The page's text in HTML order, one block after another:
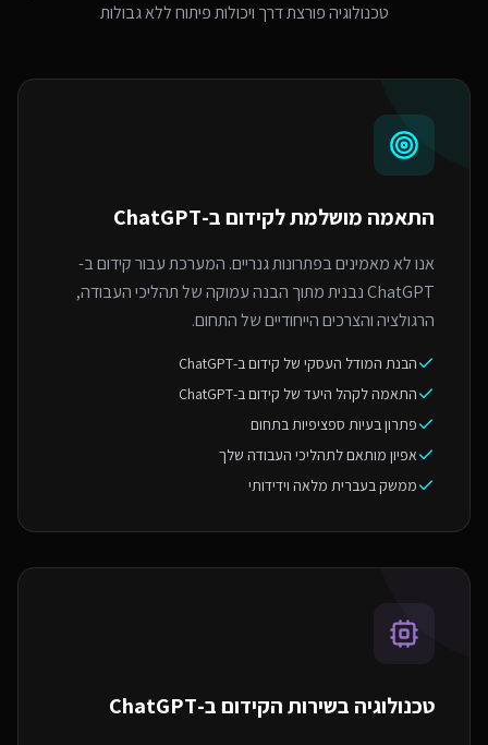
טכנולוגיה פורצת דרך ויכולות פיתוח ללא גבולות
התאמה מושלמת לקידום ב-ChatGPT
אנו לא מאמינים בפתרונות גנריים. המערכת עבור קידום ב-
ChatGPT נבנית מתוך הבנה עמוקה של תהליכי העבודה,
הרגולציה והצרכים הייחודיים של התחום.
הבנת המודל העסקי של קידום ב-ChatGPT
התאמה לקהל היעד של קידום ב-ChatGPT
פתרון בעיות ספציפיות בתחום
אפיון מותאם לתהליכי העבודה שלך
ממשק בעברית מלאה וידידותי
טכנולוגיה בשירות הקידום ב-ChatGPT